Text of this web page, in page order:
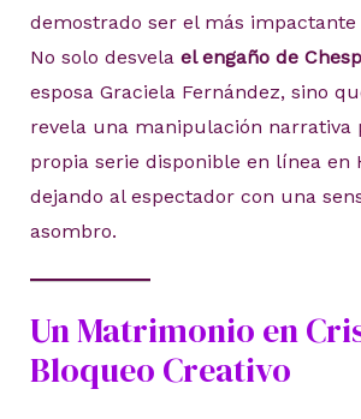
demostrado ser el más impactante
No solo desvela el engaño de
esposa Graciela Fernández, sino
revela una manipulación narrativa
propia serie disponible en línea en
dejando al espectador con una
asombro.
Un Matrimonio en
Bloqueo Creativo